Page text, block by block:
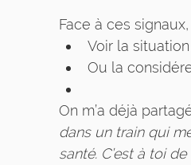
Face à ces
Voir la
Ou la
On m’a déjà
dans un train qui
santé. C’est à toi